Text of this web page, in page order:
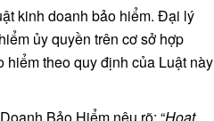
kinh doanh bảo hiểm. Đại lý
ủy quyền trên cơ sở hợp
theo quy định của Luật này